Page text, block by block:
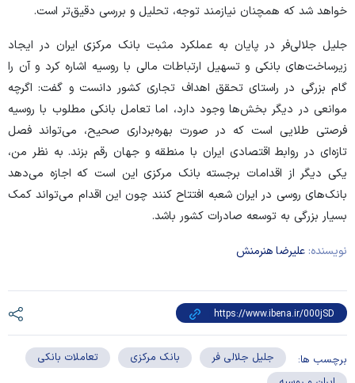
خواهد شد که همچنان نیازمند توجه، تحلیل و بررسی دقیق‌تر است.
جلیل جلالی‌فر در پایان به عملکرد مثبت بانک مرکزی ایران در ایجاد
زیرساخت‌های بانکی و تسهیل ارتباطات مالی با روسیه اشاره کرد و آن را
گام بزرگی در راستای تحقق اهداف تجاری کشور دانست و گفت: اگرچه
موانعی در دیگر بخش‌ها وجود دارد، اما تعامل بانکی مطلوب با روسیه
فرصتی طلایی است که در صورت بهره‌برداری صحیح، می‌تواند فصل
تازه‌ای در روابط اقتصادی ایران با منطقه و جهان رقم بزند. به نظر من،
یکی دیگر از اقدامات برجسته بانک مرکزی این است که اجازه می‌دهد
بانک‌های روسی در ایران شعبه افتتاح کنند چون این اقدام می‌تواند کمک
بسیار بزرگی به توسعه صادرات کشور باشد.
نویسنده: علیرضا هنرمنش
برچسب ها: جلیل جلالی فر بانک مرکزی
تعاملات بانکی